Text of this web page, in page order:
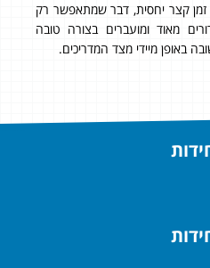
זמן קצר יחסית, דבר שמתאפשר רק
מאוד ומועברים בצורה טובה
באופן מיידי מצד המדריכים.